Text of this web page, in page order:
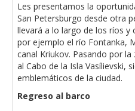
Les presentamos la
San Petersburgo desde otra
llevará a lo largo de los ríos y
por ejemplo el río Fontanka,
canal Kriukov. Pasando por
al Cabo de la Isla Vasílievski,
emblemáticos de la ciudad.
Regreso al barco